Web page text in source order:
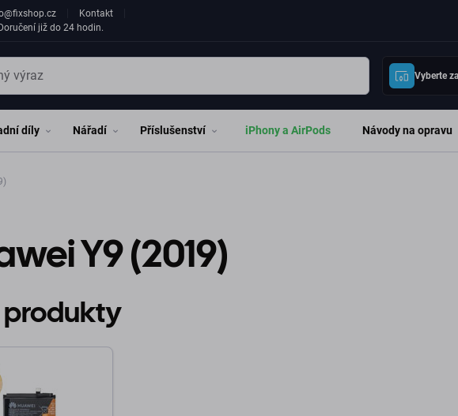
Kontakt
již do 24 hodin.
Vyberte
díly Nářadí Příslušenství iPhony a AirPods Návody na opravu
Y9 (2019)
produkty